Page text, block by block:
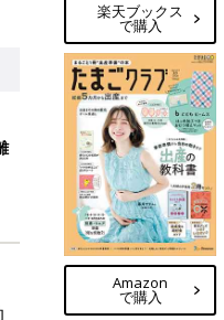
楽天ブックス
で購入
Amazon
で購入